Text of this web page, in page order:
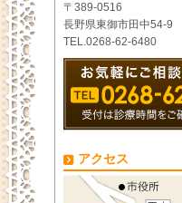
〒389-0516
長野県東御市田中54-9
TEL.0268-62-6480
アクセス